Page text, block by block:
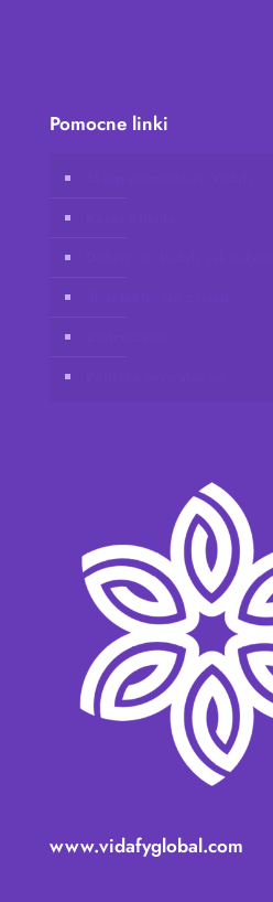
Pomocne linki
www.vidafyglobal.com